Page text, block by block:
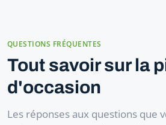
QUESTIONS FRÉQUENTES
Tout savoir sur la
d'occasion
Les réponses aux questions que